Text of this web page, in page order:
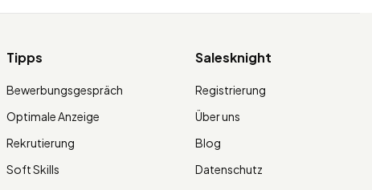
Tipps
Bewerbungsgespräch
Optimale Anzeige
Rekrutierung
Soft Skills
Salesknight
Registrierung
Über uns
Blog
Datenschutz